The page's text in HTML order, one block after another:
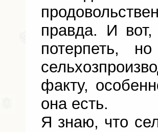
правда. И вот,
потерпеть,
факту,
она есть.
Я знаю, что